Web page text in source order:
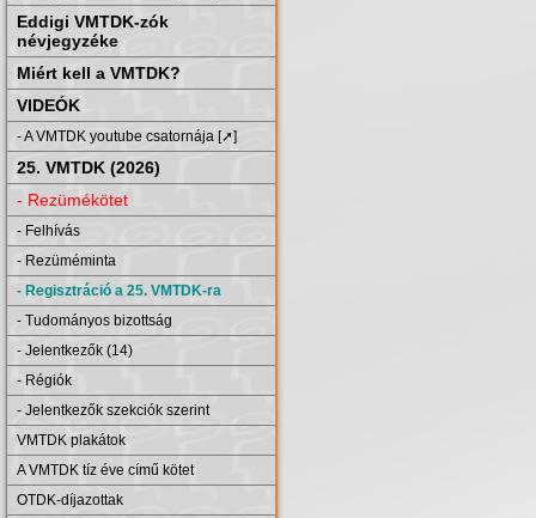
Eddigi VMTDK-zók
névjegyzéke
Miért kell a VMTDK?
VIDEÓK
- A VMTDK youtube csatornája [➚]
25. VMTDK (2026)
- Rezümékötet
- Felhívás
- Rezüméminta
- Regisztráció a 25. VMTDK-ra
- Tudományos bizottság
- Jelentkezők (14)
- Régiók
- Jelentkezők szekciók szerint
VMTDK plakátok
A VMTDK tíz éve című kötet
OTDK-díjazottak